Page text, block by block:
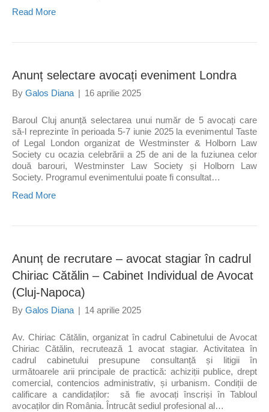
Read More
Anunț selectare avocați eveniment Londra
By Galos Diana | 16 aprilie 2025
Baroul Cluj anunță selectarea unui număr de 5 avocați care
să-l reprezinte în perioada 5-7 iunie 2025 la evenimentul Taste
of Legal London organizat de Westminster & Holborn Law
Society cu ocazia celebrării a 25 de ani de la fuziunea celor
două barouri, Westminster Law Society și Holborn Law
Society. Programul evenimentului poate fi consultat…
Read More
Anunț de recrutare – avocat stagiar în cadrul
Chiriac Cătălin – Cabinet Individual de Avocat
(Cluj-Napoca)
By Galos Diana | 14 aprilie 2025
Av. Chiriac Cătălin, organizat în cadrul Cabinetului de Avocat
Chiriac Cătălin, recrutează 1 avocat stagiar. Activitatea în
cadrul cabinetului presupune consultanță și litigii în
următoarele arii principale de practică: achiziții publice, drept
comercial, contencios administrativ, și urbanism. Condiții de
calificare a candidaților: să fie avocați înscriși în Tabloul
avocaților din România. Întrucât sediul profesional al…